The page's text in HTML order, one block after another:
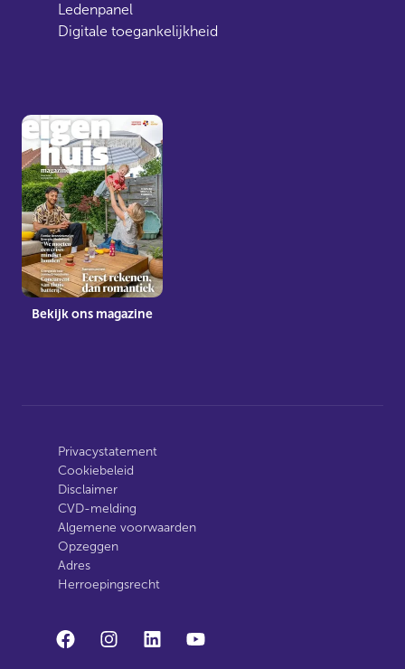
Ledenpanel
Digitale toegankelijkheid
Bekijk ons magazine
Privacystatement
Cookiebeleid
Disclaimer
CVD-melding
Algemene voorwaarden
Opzeggen
Adres
Herroepingsrecht
facebookinstagramlinkedinyoutube